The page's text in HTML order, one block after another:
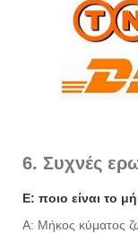
6. Συχνές
Ε: ποιο είναι το
Α: Μήκος κύματος